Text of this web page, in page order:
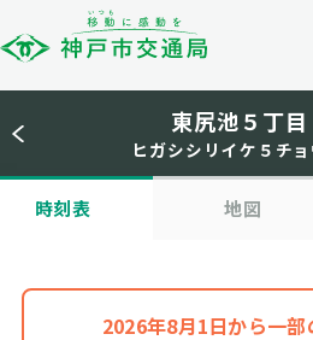
東尻池５丁目
ヒガシシリイケ５チョ
時刻表 地図
2026年8月1日から一部